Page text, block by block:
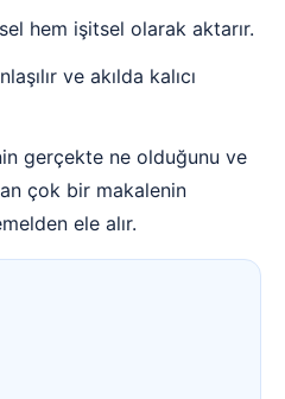
hem işitsel olarak aktarır.
ve akılda kalıcı
gerçekte ne olduğunu ve
çok bir makalenin
ele alır.